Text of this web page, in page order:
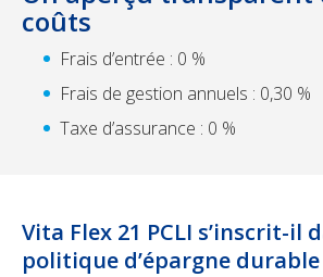
coûts
Frais d’entrée : 0 %
Frais de gestion annuels : 0,30 %
Taxe d’assurance : 0 %
Vita Flex 21 PCLI s’inscrit-il
politique d’épargne durable